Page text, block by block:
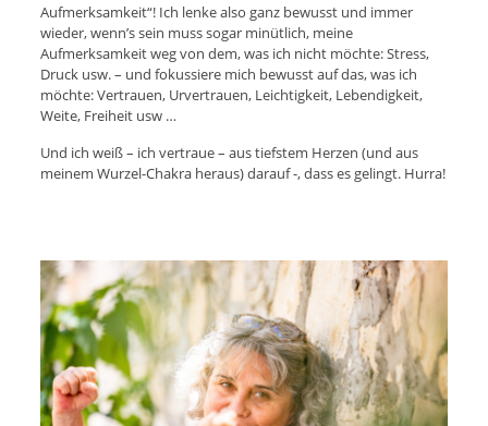
Aufmerksamkeit“! Ich lenke also ganz bewusst und immer
wieder, wenn’s sein muss sogar minütlich, meine
Aufmerksamkeit weg von dem, was ich nicht möchte: Stress,
Druck usw. – und fokussiere mich bewusst auf das, was ich
möchte: Vertrauen, Urvertrauen, Leichtigkeit, Lebendigkeit,
Weite, Freiheit usw …
Und ich weiß – ich vertraue – aus tiefstem Herzen (und aus
meinem Wurzel-Chakra heraus) darauf -, dass es gelingt. Hurra!